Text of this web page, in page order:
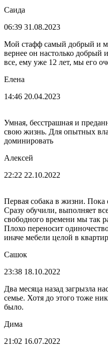
Саида
06:39 31.08.2023
Мой стафф самый добрый и
вернее он настолько добрый
все, ему уже 12 лет, мы его
Елена
14:46 20.04.2023
Умная, бесстрашная и
свою жизнь. Для опытных
доминировать
Алексей
22:22 22.10.2022
Первая собака в жизни. Пока
Сразу обучили, выполняет
свободного времени мы так
Плохо переносит
иначе мебели целой в
Сашок
23:38 18.10.2022
Два месяца назад загрызла
семье. Хотя до этого тоже
было.
Дима
21:02 16.07.2022